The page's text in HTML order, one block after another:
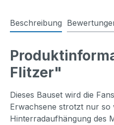
Beschreibung
Flitzer"
Dieses Bauset wird die
Erwachsene strotzt nur so
Hinterradaufhängung des